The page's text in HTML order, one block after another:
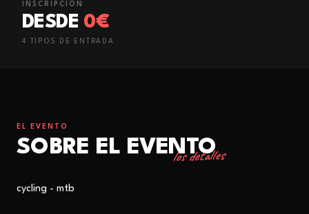
INSCRIPCIÓN
DESDE 0€
4 TIPO S DE ENTRADA
EL EVENTO
SOBRE EL EVENTO
los detalles
cycling - mtb